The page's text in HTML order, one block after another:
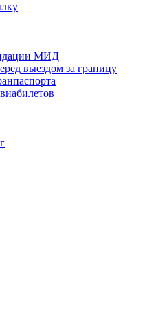
МИД
выездом за границу